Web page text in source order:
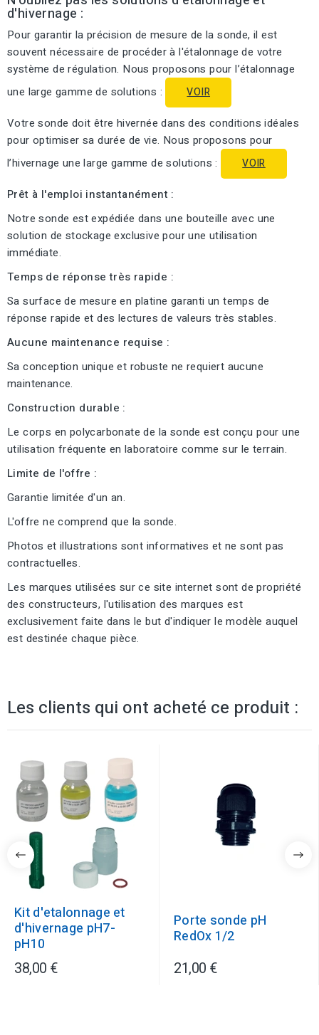
d'hivernage :
Pour garantir la précision de mesure de la sonde, il est
souvent nécessaire de procéder à l'étalonnage de votre
système de régulation. Nous proposons pour l’étalonnage
une large gamme de solutions :
VOIR
Votre sonde doit être hivernée dans des conditions idéales
pour optimiser sa durée de vie. Nous proposons pour
l’hivernage une large gamme de solutions :
VOIR
Prêt à l'emploi instantanément :
Notre sonde est expédiée dans une bouteille avec une
solution de stockage exclusive pour une utilisation
immédiate.
Temps de réponse très rapide :
Sa surface de mesure en platine garanti un temps de
réponse rapide et des lectures de valeurs très stables.
Aucune maintenance requise :
Sa conception unique et robuste ne requiert aucune
maintenance.
Construction durable :
Le corps en polycarbonate de la sonde est conçu pour une
utilisation fréquente en laboratoire comme sur le terrain.
Limite de l'offre :
Garantie limitée d'un an.
L'offre ne comprend que la sonde.
Photos et illustrations sont informatives et ne sont pas
contractuelles.
Les marques utilisées sur ce site internet sont de propriété
des constructeurs, l'utilisation des marques est
exclusivement faite dans le but d'indiquer le modèle auquel
est destinée chaque pièce.
Les clients qui ont acheté ce produit :
Kit d'etalonnage et
d'hivernage pH7-
pH10
38,00 €
Porte sonde pH
RedOx 1/2
21,00 €